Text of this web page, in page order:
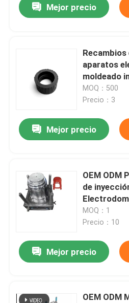
Mejor precio
aparatos
moldeado
acero
MOQ：500
Precio：3
Mejor precio
OEM ODM
de
MOQ：1
Precio：10
Mejor precio
OEM ODM